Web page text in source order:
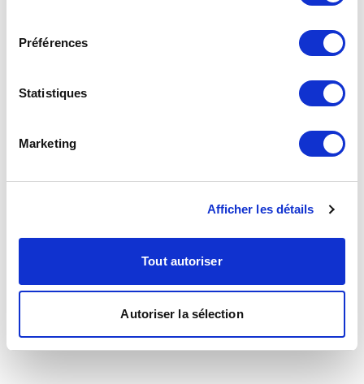
Préférences
Statistiques
Marketing
Afficher les détails
Tout autoriser
Autoriser la sélection